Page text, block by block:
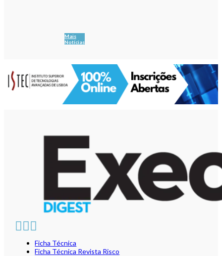
Mais
Notícias
Ficha Técnica
Ficha Técnica Revista Risco